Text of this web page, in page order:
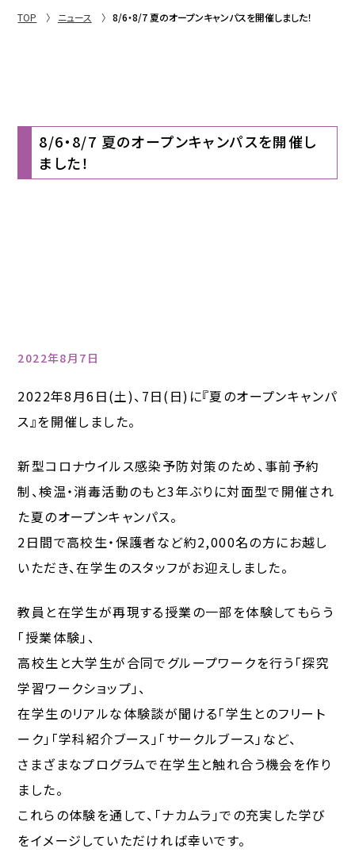
TOP ニュース 8/6・8/7 夏のオープンキャンパスを開催しました！
8/6・8/7 夏のオープンキャンパスを開催し
ました！
2022年8月7日
2022年8月6日(土)、7日(日)に『夏のオープンキャンパ
ス』を開催しました。
新型コロナウイルス感染予防対策のため、事前予約
制、検温・消毒活動のもと3年ぶりに対面型で開催され
た夏のオープンキャンパス。
2日間で高校生・保護者など約2,000名の方にお越し
いただき、在学生のスタッフがお迎えしました。
教員と在学生が再現する授業の一部を体験してもらう
「授業体験」、
高校生と大学生が合同でグループワークを行う「探究
学習ワークショップ」、
在学生のリアルな体験談が聞ける「学生とのフリート
ーク」「学科紹介ブース」「サークルブース」など、
さまざまなプログラムで在学生と触れ合う機会を作り
ました。
これらの体験を通して、「ナカムラ」での充実した学び
をイメージしていただければ幸いです。